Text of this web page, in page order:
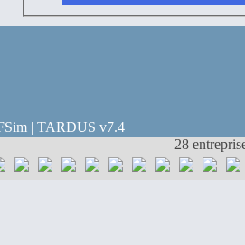
| TARDUS v7.4
28